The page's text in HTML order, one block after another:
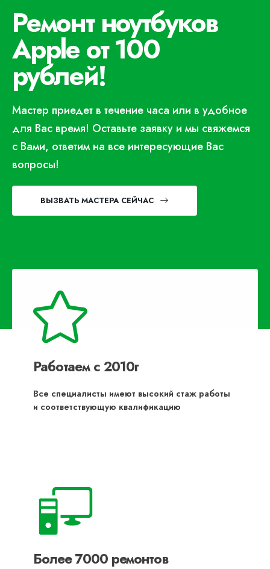
Ремонт ноутбуков
Apple от 100
рублей!
Мастер приедет в течение часа или в удобное
для Вас время! Оставьте заявку и мы свяжемся
с Вами, ответим на все интересующие Вас
вопросы!
ВЫЗВАТЬ МАСТЕРА СЕЙЧАС
Работаем с 2010г
Все специалисты имеют высокий стаж работы
и соответствующую квалификацию
Более 7000 ремонтов